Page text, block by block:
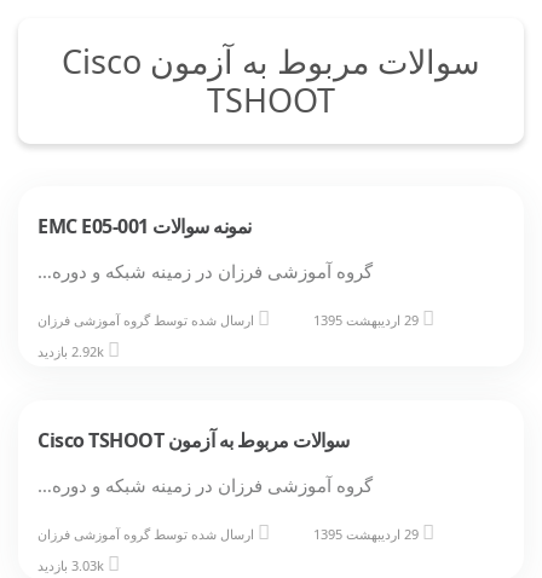
سوالات مربوط به آزمون Cisco
TSHOOT
نمونه سوالات EMC E05-001
گروه آموزشی فرزان در زمینه شبکه و دوره…
29 اردیبهشت 1395 ارسال شده توسط گروه آموزشی فرزان
سوالات مربوط به آزمون Cisco TSHOOT
گروه آموزشی فرزان در زمینه شبکه و دوره…
29 اردیبهشت 1395 ارسال شده توسط گروه آموزشی فرزان